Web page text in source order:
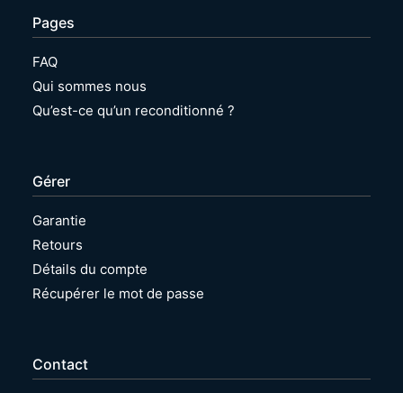
Pages
FAQ
Qui sommes nous
Qu’est-ce qu’un reconditionné ?
Gérer
Garantie
Retours
Détails du compte
Récupérer le mot de passe
Contact